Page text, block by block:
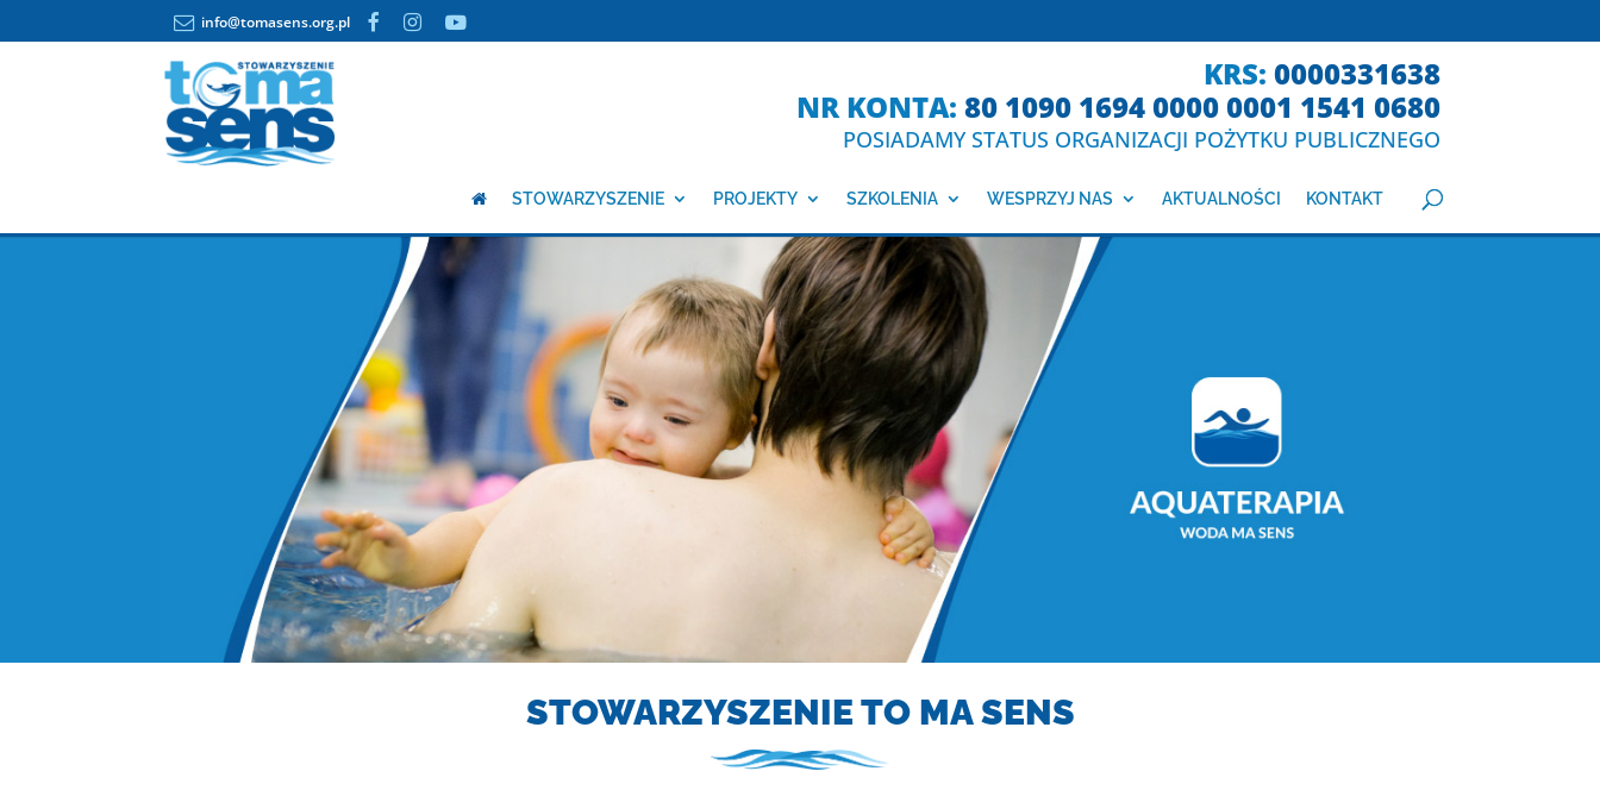
info@tomasens.org.pl
KRS: 0000331638
NR KONTA: 80 1090 1694 0000 0001 1541 0680
POSIADAMY STATUS ORGANIZACJI POŻYTKU PUBLICZNEGO
STOWARZYSZENIE PROJEKTY SZKOLENIA WESPRZYJ NAS AKTUALNOŚCI KONTAKT
STOWARZYSZENIE TO MA SENS